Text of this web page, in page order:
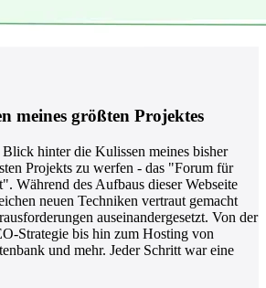
meines größten Projektes
hinter die Kulissen meines bisher
Projekts zu werfen - das "Forum für
Während des Aufbaus dieser Webseite
neuen Techniken vertraut gemacht
auseinandergesetzt. Von der
Strategie bis hin zum Hosting von
und mehr. Jeder Schritt war eine